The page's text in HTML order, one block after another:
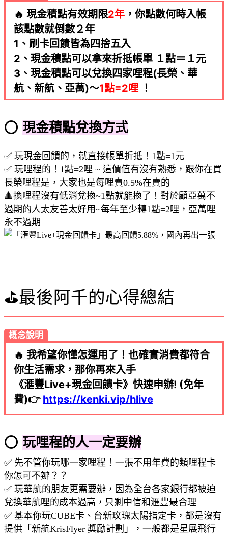
🔥 現金積點有效期限2年 ，你點數何時入帳
該點數就倒數２年
1、刷卡回饋皆為四捨五入
2、現金積點可以拿來折抵帳單 １點＝１元
3、現金積點可以兌換四家哩程(長榮、華
航、新航、亞萬)～1點=2哩 ！
⭕ 現金積點兌換方式
✅ 玩現金回饋的，就直接帳單折抵！1點=1元
✅ 玩哩程的！1點=2哩 ~ 這價值有沒有熟悉，跟你在買
長榮哩程是，大家也是每哩賣0.5%在賣的
🔺換哩程沒有低消兌換~1點就能換了！對於顧亞萬不
過期的人太友善太好用~每年至少轉1點=2哩，亞萬哩
永不過期
⛳最後阿千的心得總結
概念說明
🔥 我希望你懂怎運用了！也確實消費都符合
你生活需求，那你再來入手
《滙豐Live+現金回饋卡》快速申辦! (免年
費)👉 https://kenki.vip/hlive
⭕ 玩哩程的人一定要辦
✅ 先不管你玩哪一家哩程！一張不用年費的類哩程卡
你怎可不辧？？
✅ 玩華航的朋友更需要辦，因為全台各家銀行都被迫
兌換華航哩的成本過高，只剩中信和滙豐最合理
✅ 基本你玩CUBE卡、台新玫瑰太陽指定卡，都是沒有
提供「新航KrisFlyer 獎勵計劃」，一般都是星展飛行